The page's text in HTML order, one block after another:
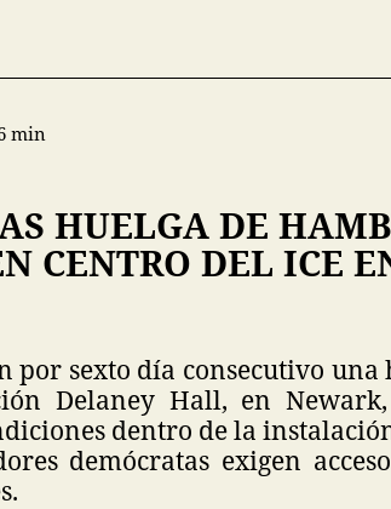
min
HUELGA DE
CENTRO DEL ICE
por sexto día consecutivo una
Delaney Hall, en Newark,
dentro de la
demócratas exigen